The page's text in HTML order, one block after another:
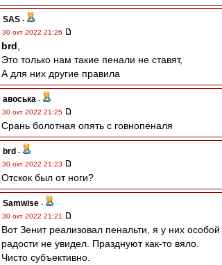
SAS -
30 окт 2022 21:26
brd
Это только нам такие пенали не ставят,
А для них другие правила
авоська -
30 окт 2022 21:25
Срань болотная опять с говнопеналя
brd -
30 окт 2022 21:23
Отскок был от ноги?
Samwise -
30 окт 2022 21:21
Вот Зенит реализовал пенальти, я у них особой
радости не увидел. Празднуют как-то вяло.
Чисто субъективно.